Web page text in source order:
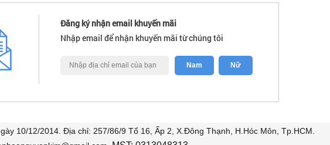
Đăng ký nhận email khuyến mãi
Nhập email để nhận khuyến mãi từ chúng tôi
10/12/2014. Địa chỉ: 257/86/9 Tổ 16, Ấp 2, X.Đông Thạnh, H.Hóc Môn, Tp.HCM.